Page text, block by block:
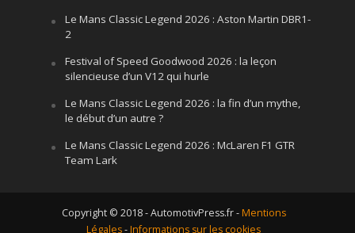
Le Mans Classic Legend 2026 : Aston Martin DBR1-
2
Festival of Speed Goodwood 2026 : la leçon
silencieuse d’un V12 qui hurle
Le Mans Classic Legend 2026 : la fin d’un mythe,
le début d’un autre ?
Le Mans Classic Legend 2026 : McLaren F1 GTR
Team Lark
Copyright © 2018 - AutomotivPress.fr -Mentions
Légales-Informations sur les cookies